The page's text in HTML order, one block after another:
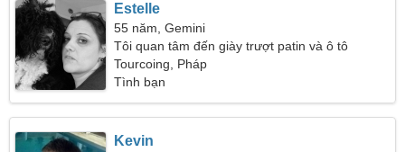
Estelle
55 năm, Gemini
Tôi quan tâm đến giày trượt patin và ô tô
Tourcoing, Pháp
Tình bạn
Kevin